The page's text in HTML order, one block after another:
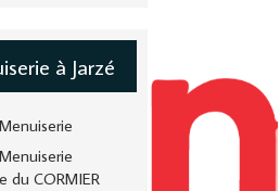
à Jarzé
du CORMIER